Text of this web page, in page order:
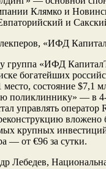
Клямко и
и
«ИФД
группа «ИФД
богатейших
место, состояние $7,1
поликлиннику» — в 4-
управлять
крупных
— от €96 за сутки.
Лебедев,